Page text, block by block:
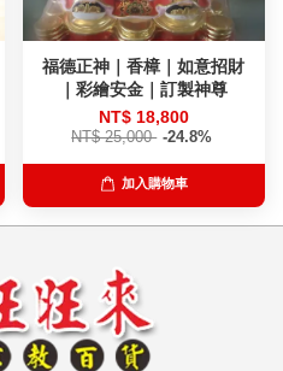
福德正神｜香樟｜如意招財
｜彩繪安金｜訂製神尊
NT$ 18,800
NT$ 25,000 -24.8%
加入購物車